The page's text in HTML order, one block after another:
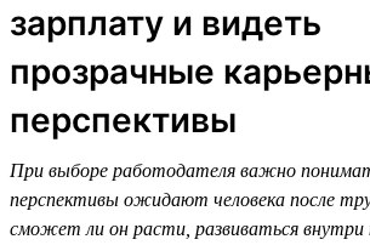
зарплату и видеть
прозрачные
перспективы
При выборе работодателя важно
перспективы ожидают человека после
сможет ли он расти, развиваться внутри